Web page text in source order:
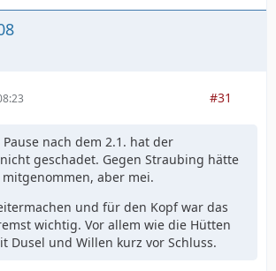
#31
nach dem 2.1. hat der
geschadet. Gegen Straubing hätte
aber mei.
und für den Kopf war das
wichtig. Vor allem wie die Hütten
Dusel und Willen kurz vor Schluss.